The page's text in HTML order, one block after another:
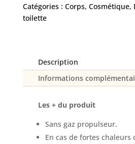
Zartissa
Catégories : Corps, Cosmétique,
toilette
Description
Informations
Les + du produit
Sans gaz propulseur.
En cas de fortes chaleurs